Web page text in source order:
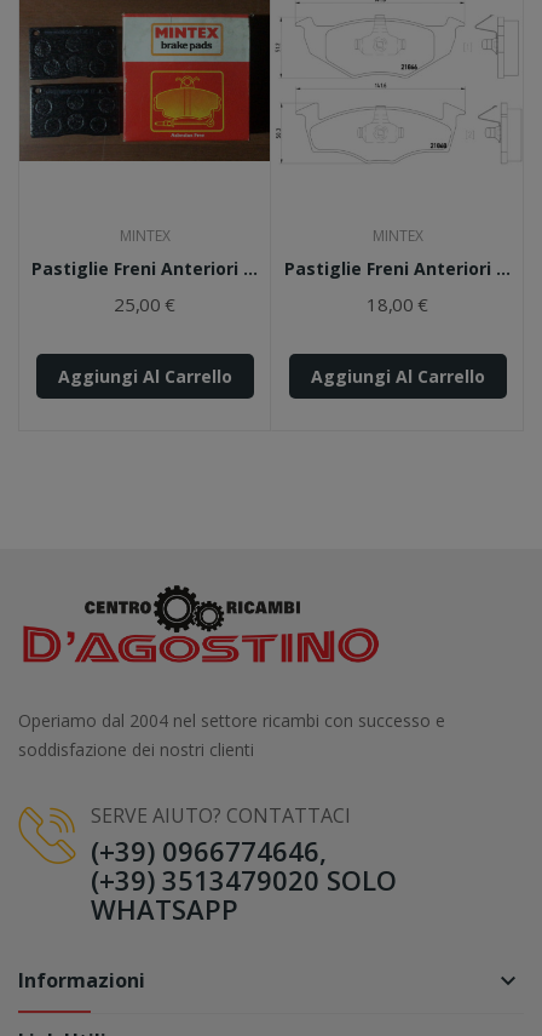
MINTEX
Pastiglie Freni Anteriori 407 MINTEX
25,00 €
Aggiungi Al Carrello
MINTEX
Pastiglie Freni Anteriori MDB1804 MINTEX
18,00 €
Aggiungi Al Carrello
Operiamo dal 2004 nel settore ricambi con successo e
soddisfazione dei nostri clienti
SERVE AIUTO? CONTATTACI
(+39) 0966774646,
(+39) 3513479020 SOLO
WHATSAPP
Informazioni keyboard_arrow_down